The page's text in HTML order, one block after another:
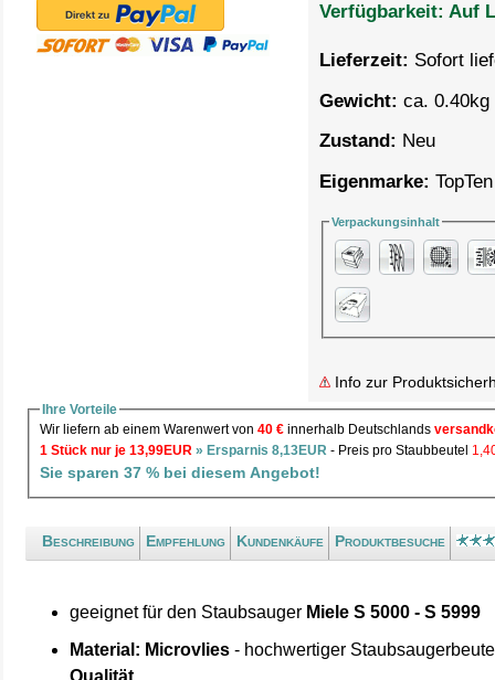
Verfügbarkeit: Auf
Lieferzeit: Sofort
Gewicht: ca. 0.40kg
Zustand: Neu
Eigenmarke: TopTen
Verpackungsinhalt
Info zur
Ihre Vorteile
Wir liefern ab einem Warenwert von40 € innerhalb Deutschlands
1 Stück nur je 13,99EUR » Ersparnis 8,13EUR - Preis pro Staubbeutel
Sie sparen 37 % bei diesem Angebot!
Beschreibung Empfehlung Kundenkäufe Produktbesuche
geeignet für den Staubsauger Miele S 5000 - S 5999
Material: Microvlies - hochwertiger
Qualität